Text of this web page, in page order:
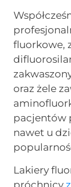
fluorkowe,
oraz żele
pacjentów
nawet u
Lakiery